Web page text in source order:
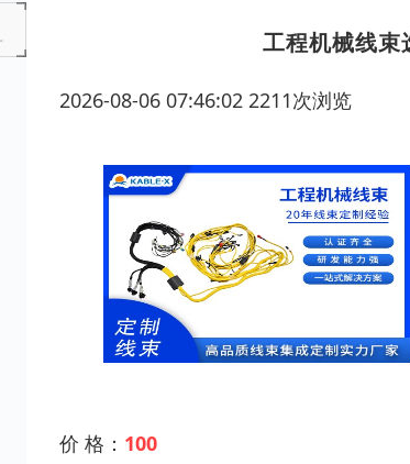
工程机械线束
2026-08-06 07:46:02 2211次浏览
价 格： 100